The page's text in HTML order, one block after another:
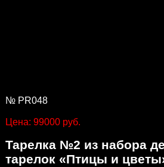
№ PR048
Цена: 99000 руб.
Тарелка №2 из набора
тарелок «Птицы и